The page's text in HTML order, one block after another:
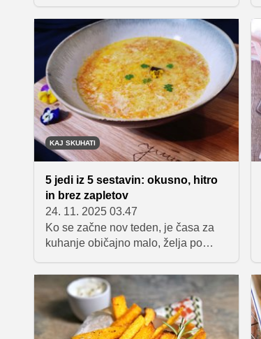
Sanje Sirk združuje bogat zelenjavni
okus in nežne zdrobove cmoke, ki
jed prijetno obogatijo, ne da bi
obremenili želodec.
KAJ SKUHATI
5 jedi iz 5 sestavin: okusno, hitro
in brez zapletov
24. 11. 2025 03.47
Ko se začne nov teden, je časa za
kuhanje običajno malo, želja po
velika. Zato smo pripravili izbor jedi,
ki jih lahko pripravite z le petimi
sestavinami – brez zapletenih
postopkov, dolgih seznamov
nakupov ali nepotrebnih korakov.